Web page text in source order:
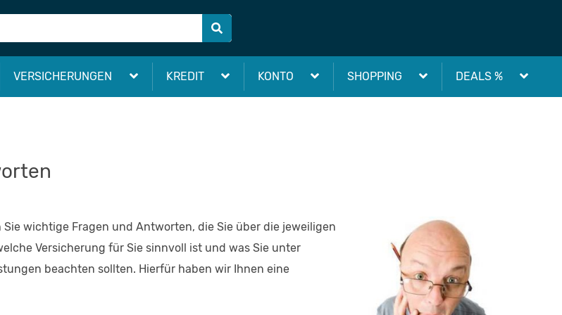
VERSICHERUNGEN KREDIT KONTO SHOPPING DEALS %
wichtige Fragen und Antworten, die Sie über die jeweiligen
Versicherung für Sie sinnvoll ist und was Sie unter
beachten sollten. Hierfür haben wir Ihnen eine